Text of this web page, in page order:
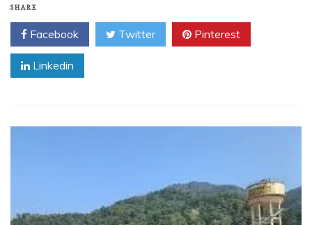
SHARE
Facebook Twitter Pinterest
Linkedin